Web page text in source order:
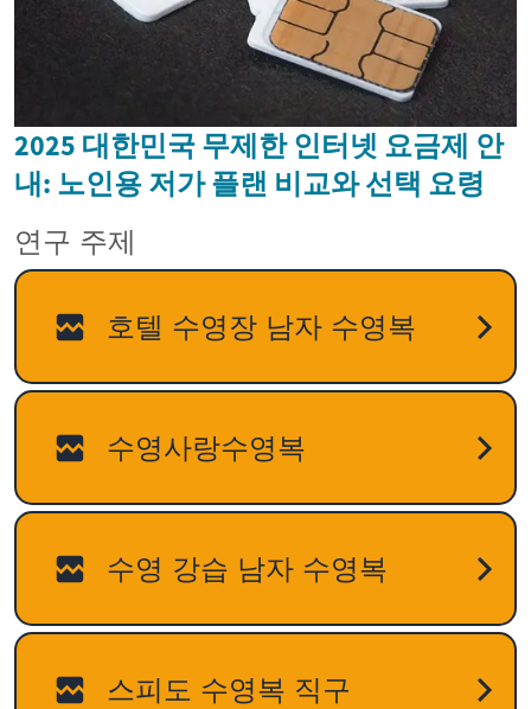
2025 대한민국 무제한 인터넷 요금제 안
내: 노인용 저가 플랜 비교와 선택 요령